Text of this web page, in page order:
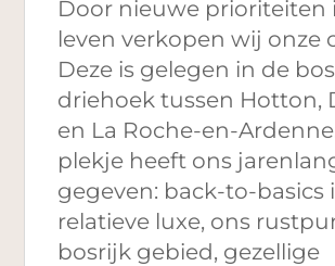
Door nieuwe prioriteiten
leven verkopen wij onze
Deze is gelegen in de
driehoek tussen Hotton,
en La Roche-en-
plekje heeft ons
gegeven: back-to-basics
relatieve luxe, ons
bosrijk gebied, gezellige